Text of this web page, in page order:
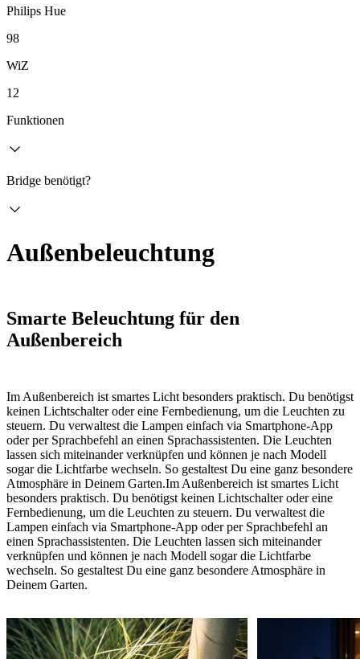
Philips Hue
98
WiZ
12
Funktionen
Bridge benötigt?
Außenbeleuchtung
Smarte Beleuchtung für den
Außenbereich
Im Außenbereich ist smartes Licht besonders praktisch. Du benötigst
keinen Lichtschalter oder eine Fernbedienung, um die Leuchten zu
steuern. Du verwaltest die Lampen einfach via Smartphone-App
oder per Sprachbefehl an einen Sprachassistenten. Die Leuchten
lassen sich miteinander verknüpfen und können je nach Modell
sogar die Lichtfarbe wechseln. So gestaltest Du eine ganz besondere
Atmosphäre in Deinem Garten.Im Außenbereich ist smartes Licht
besonders praktisch. Du benötigst keinen Lichtschalter oder eine
Fernbedienung, um die Leuchten zu steuern. Du verwaltest die
Lampen einfach via Smartphone-App oder per Sprachbefehl an
einen Sprachassistenten. Die Leuchten lassen sich miteinander
verknüpfen und können je nach Modell sogar die Lichtfarbe
wechseln. So gestaltest Du eine ganz besondere Atmosphäre in
Deinem Garten.